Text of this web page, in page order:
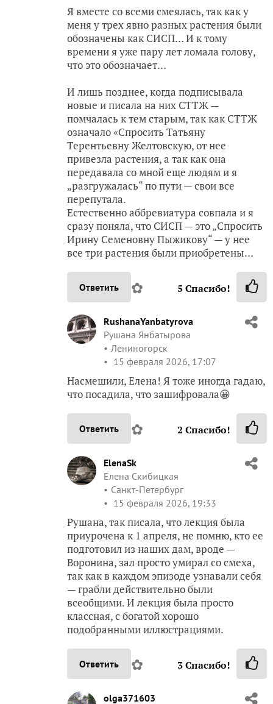
Я вместе со всеми смеялась, так как у
меня у трех явно разных растения были
обозначены как СИСП… И к тому
времени я уже пару лет ломала голову,
что это обозначает…
И лишь позднее, когда подписывала
новые и писала на них СТТЖ —
помчалась к тем старым, так как СТТЖ
означало «Спросить Татьяну
Терентьевну Желтовскую, от нее
привезла растения, а так как она
передавала со мной еще людям и я
„разгружалась“ по пути — свои все
перепутала.
Естественно аббревиатура совпала и я
сразу поняла, что СИСП — это „Спросить
Ирину Семеновну Пыжикову“ — у нее
все три растения были приобретены…
Ответить ✿ 5 Спасибо!
RushanaYanbatyrova
Рушана Янбатырова
Лениногорск
15 февраля 2026, 17:07
Насмешили, Елена! Я тоже иногда гадаю,
что посадила, что зашифровала😀
Ответить ✿ 2 Спасибо!
ElenaSk
Елена Скибицкая
Санкт-Петербург
15 февраля 2026, 19:33
Рушана, так писала, что лекция была
приурочена к 1 апреля, не помню, кто ее
подготовил из наших дам, вроде —
Воронина, зал просто умирал со смеха,
так как в каждом эпизоде узнавали себя
— грабли действительно были
всеобщими. И лекция была просто
классная, с богатой хорошо
подобранными иллюстрациями.
Ответить ✿ 3Спасибо!
olga371603